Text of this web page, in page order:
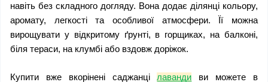
навіть без складного догляду. Вона додає ділянці кольору,
аромату, легкості та особливої атмосфери. Її можна
вирощувати у відкритому ґрунті, в горщиках, на балконі,
біля тераси, на клумбі або вздовж доріжок.
Купити вже вкорінені саджанці лаванди ви можете в